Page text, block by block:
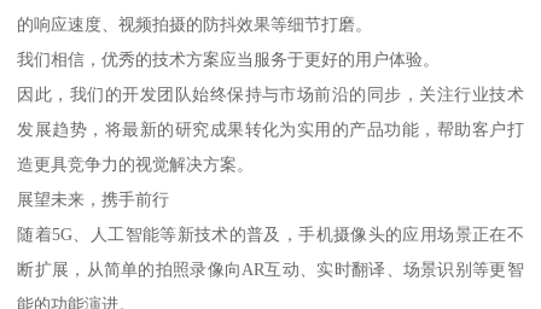
的响应速度、视频拍摄的防抖效果等细节打磨。
我们相信，优秀的技术方案应当服务于更好的用户体验。
因此，我们的开发团队始终保持与市场前沿的同步，关注行业技术
发展趋势，将最新的研究成果转化为实用的产品功能，帮助客户打
造更具竞争力的视觉解决方案。
展望未来，携手前行
随着5G、人工智能等新技术的普及，手机摄像头的应用场景正在不
断扩展，从简单的拍照录像向AR互动、实时翻译、场景识别等更智
能的功能演进。